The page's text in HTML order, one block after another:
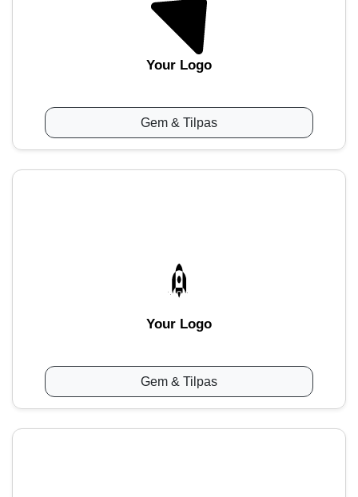
Your Logo
Gem & Tilpas
Your Logo
Gem & Tilpas